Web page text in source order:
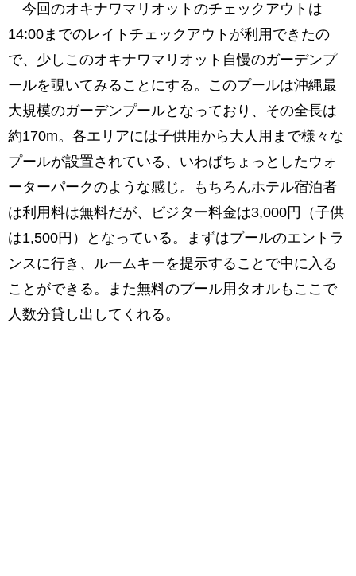
今回のオキナワマリオットのチェックアウトは
14:00までのレイトチェックアウトが利用できたの
で、少しこのオキナワマリオット自慢のガーデンプ
ールを覗いてみることにする。このプールは沖縄最
大規模のガーデンプールとなっており、その全長は
約170m。各エリアには子供用から大人用まで様々な
プールが設置されている、いわばちょっとしたウォ
ーターパークのような感じ。もちろんホテル宿泊者
は利用料は無料だが、ビジター料金は3,000円（子供
は1,500円）となっている。まずはプールのエントラ
ンスに行き、ルームキーを提示することで中に入る
ことができる。また無料のプール用タオルもここで
人数分貸し出してくれる。